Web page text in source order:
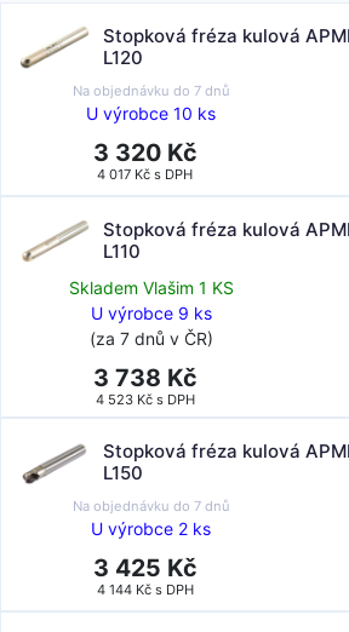
Stopková fréza kulová
L120
Na objednávku do 7 dnů
U výrobce 10 ks
3 320 Kč
4 017 Kč s DPH
Stopková fréza kulová
L110
Skladem Vlašim 1 KS
U výrobce 9 ks
(za 7 dnů v ČR)
3 738 Kč
4 523 Kč s DPH
Stopková fréza kulová
L150
Na objednávku do 7 dnů
U výrobce 2 ks
3 425 Kč
4 144 Kč s DPH